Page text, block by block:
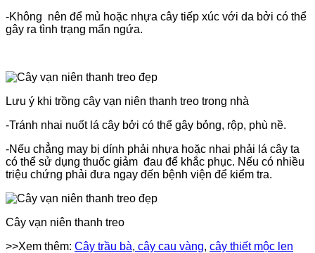
-Không nên để mủ hoặc nhựa cây tiếp xúc với da bởi có thể
gây ra tình trạng mẩn ngứa.
Lưu ý khi trồng cây vạn niên thanh treo trong nhà
-Tránh nhai nuốt lá cây bởi có thể gây bỏng, rộp, phù nề.
-Nếu chẳng may bị dính phải nhựa hoặc nhai phải lá cây ta
có thể sử dụng thuốc giảm đau để khắc phục. Nếu có nhiều
triệu chứng phải đưa ngay đến bệnh viện để kiểm tra.
Cây vạn niên thanh treo
>>Xem thêm: Cây trầu bà, cây cau vàng, cây thiết mộc len